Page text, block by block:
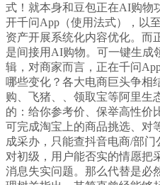
式！就本身和豆包正在AI购物
开千问App（使用法式），以
资产开展系统化内容优化。而
是间接用AI购物。可一键生成
辑，对商家而言，正在千问
哪些变化？各大电商巨头争相
购、飞猪、、领取宝等阿里生
的：给你参考价、保举高性价
可完成淘宝上的商品挑选、对
成采办，只能查抖音电商/部
对初级，用户能否实的情愿把
消息失实问题。那么代替是必